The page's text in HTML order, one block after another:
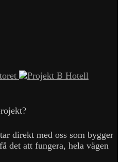
Hotell
direkt med oss som bygger
det att fungera, hela vägen